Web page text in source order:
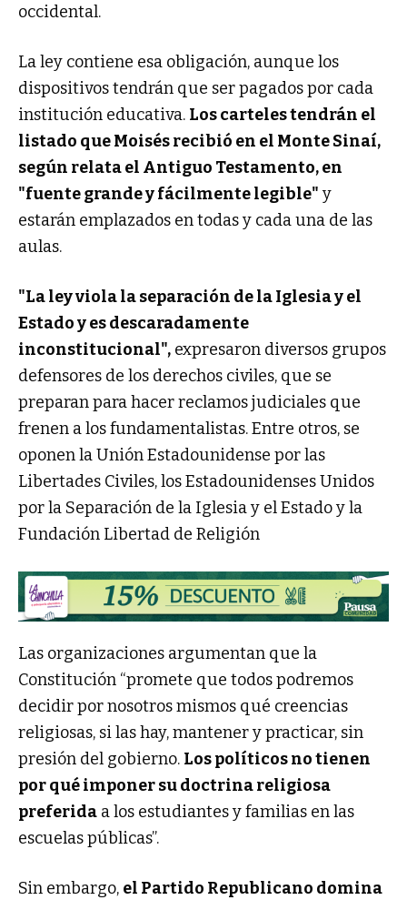
occidental.
La ley contiene esa obligación, aunque los
dispositivos tendrán que ser pagados por cada
institución educativa. Los carteles tendrán el
listado que Moisés recibió en el Monte Sinaí,
según relata el Antiguo Testamento, en
"fuente grande y fácilmente legible" y
estarán emplazados en todas y cada una de las
aulas.
"La ley viola la separación de la Iglesia y el
Estado y es descaradamente
inconstitucional", expresaron diversos grupos
defensores de los derechos civiles, que se
preparan para hacer reclamos judiciales que
frenen a los fundamentalistas. Entre otros, se
oponen la Unión Estadounidense por las
Libertades Civiles, los Estadounidenses Unidos
por la Separación de la Iglesia y el Estado y la
Fundación Libertad de Religión
Las organizaciones argumentan que la
Constitución “promete que todos podremos
decidir por nosotros mismos qué creencias
religiosas, si las hay, mantener y practicar, sin
presión del gobierno. Los políticos no tienen
por qué imponer su doctrina religiosa
preferida a los estudiantes y familias en las
escuelas públicas”.
Sin embargo, el Partido Republicano domina